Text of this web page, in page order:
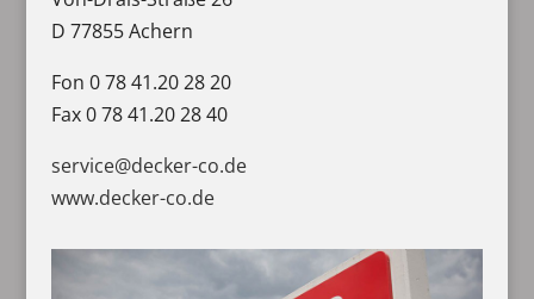
D 77855 Achern
Fon 0 78 41.20 28 20
Fax 0 78 41.20 28 40
service@decker-co.de
www.decker-co.de